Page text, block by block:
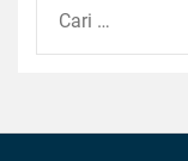
untuk: